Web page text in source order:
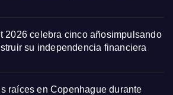
2026 celebra cinco añosimpulsando
su independencia financiera
raíces en Copenhague durante